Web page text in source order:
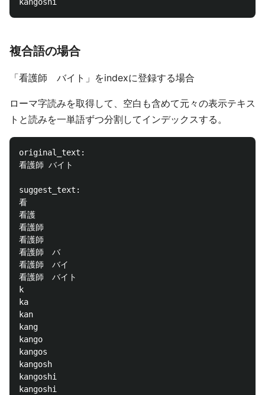
複合語の場合
「看護師 バイト」をindexに登録する場合
ローマ字読みを取得して、空白も含めて元々の表示テキス
トと読みを一単語ずつ分割してインデックスする。
original_text:
看護師 バイト
suggest_text:
看
看護
看護師
看護師
看護師　バ
看護師　バイ
看護師　バイト
k
ka
kan
kang
kango
kangos
kangosh
kangoshi
kangoshi